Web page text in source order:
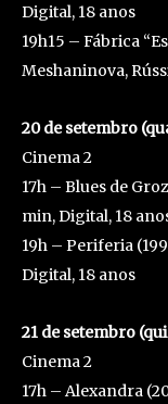
Digital, 18 anos
19h15 – Fábrica
Meshaninova,
20 de setembro
Cinema 2
17h – Blues de
min, Digital, 18
19h – Periferia
Digital, 18 anos
21 de setembro
Cinema 2
17h – Alexandra